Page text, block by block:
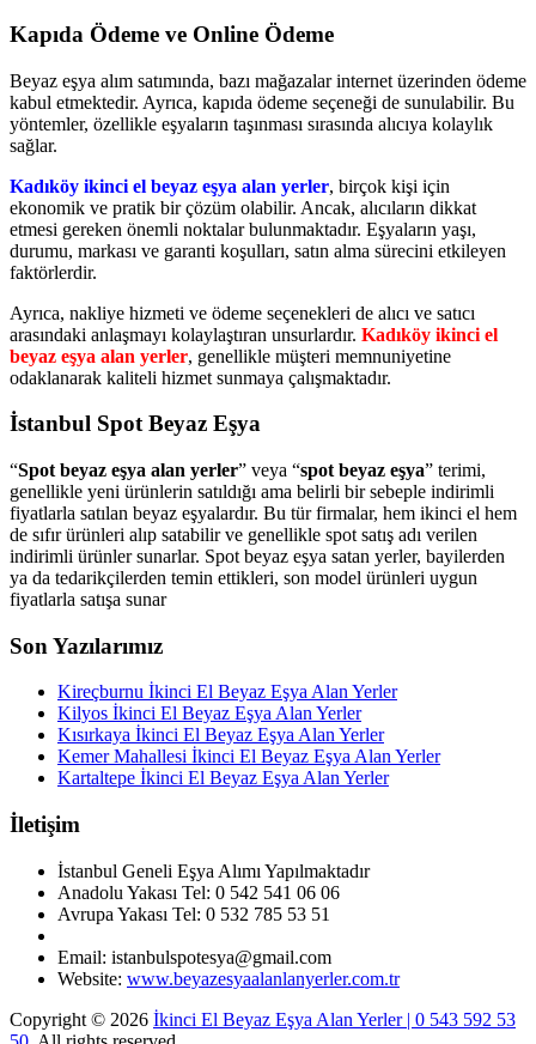
Kapıda Ödeme ve Online Ödeme
Beyaz eşya alım satımında, bazı mağazalar internet üzerinden ödeme
kabul etmektedir. Ayrıca, kapıda ödeme seçeneği de sunulabilir. Bu
yöntemler, özellikle eşyaların taşınması sırasında alıcıya kolaylık
sağlar.
Kadıköy ikinci el beyaz eşya alan yerler, birçok kişi için
ekonomik ve pratik bir çözüm olabilir. Ancak, alıcıların dikkat
etmesi gereken önemli noktalar bulunmaktadır. Eşyaların yaşı,
durumu, markası ve garanti koşulları, satın alma sürecini etkileyen
faktörlerdir.
Ayrıca, nakliye hizmeti ve ödeme seçenekleri de alıcı ve satıcı
arasındaki anlaşmayı kolaylaştıran unsurlardır. Kadıköy ikinci el
beyaz eşya alan yerler, genellikle müşteri memnuniyetine
odaklanarak kaliteli hizmet sunmaya çalışmaktadır.
İstanbul Spot Beyaz Eşya
“Spot beyaz eşya alan yerler” veya “spot beyaz eşya” terimi,
genellikle yeni ürünlerin satıldığı ama belirli bir sebeple indirimli
fiyatlarla satılan beyaz eşyalardır. Bu tür firmalar, hem ikinci el hem
de sıfır ürünleri alıp satabilir ve genellikle spot satış adı verilen
indirimli ürünler sunarlar. Spot beyaz eşya satan yerler, bayilerden
ya da tedarikçilerden temin ettikleri, son model ürünleri uygun
fiyatlarla satışa sunar
Son Yazılarımız
Kireçburnu İkinci El Beyaz Eşya Alan Yerler
Kilyos İkinci El Beyaz Eşya Alan Yerler
Kısırkaya İkinci El Beyaz Eşya Alan Yerler
Kemer Mahallesi İkinci El Beyaz Eşya Alan Yerler
Kartaltepe İkinci El Beyaz Eşya Alan Yerler
İletişim
İstanbul Geneli Eşya Alımı Yapılmaktadır
Anadolu Yakası Tel: 0 542 541 06 06
Avrupa Yakası Tel: 0 532 785 53 51
Email: istanbulspotesya@gmail.com
Website: www.beyazesyaalanlanyerler.com.tr
Copyright © 2026 İkinci El Beyaz Eşya Alan Yerler | 0 543 592 53